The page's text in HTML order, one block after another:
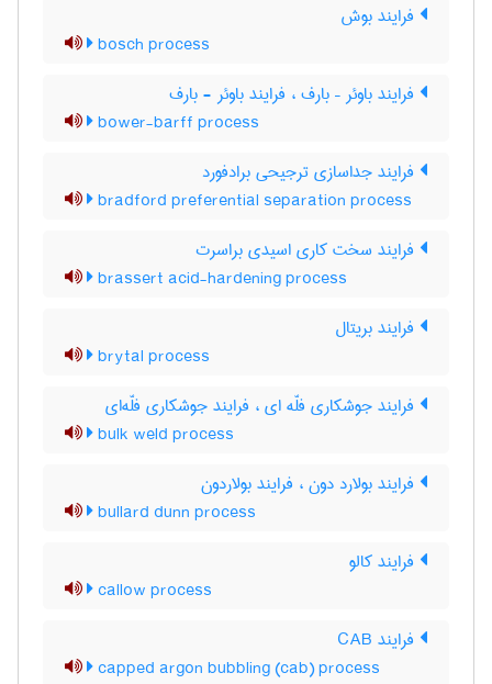
فرایند بوش
bosch process
فرایند باوئر – بارف ، فرایند باوئر - بارف
bower-barff process
فرایند جداسازی ترجیحی برادفورد
bradford preferential separation process
فرایند سخت کاری اسیدی براسرت
brassert acid-hardening process
فرایند بریتال
brytal process
فرایند جوشکاری فلّه ای ، فرایند جوشکاری فلّه‌ای
bulk weld process
فرایند بولارد دون ، فرایند بولاردون
bullard dunn process
فرایند کالو
callow process
فرایند CAB
capped argon bubbling (cab) process